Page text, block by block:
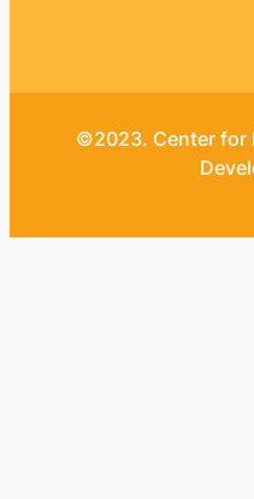
©2023. Center for